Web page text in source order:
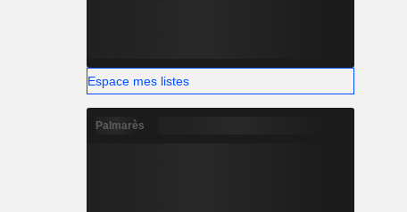
Espace mes listes
Palmarès